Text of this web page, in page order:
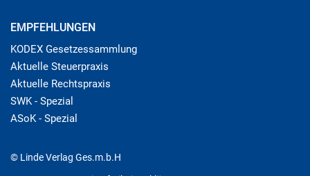
EMPFEHLUNGEN
KODEX Gesetzessammlung
Aktuelle Steuerpraxis
Aktuelle Rechtspraxis
SWK - Spezial
ASoK - Spezial
© Linde Verlag Ges.m.b.H